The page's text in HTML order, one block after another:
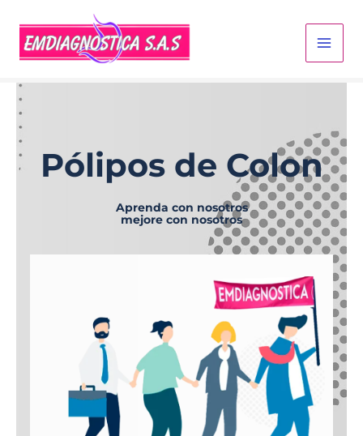
contenido
Pólipos de Colon
Aprenda con nosotros
mejore con nosotros